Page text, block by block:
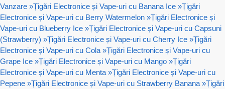
Vanzare »Țigări Electronice și Vape-uri cu Banana Ice »Țigări
Electronice și Vape-uri cu Berry Watermelon »Țigări Electronice și
Vape-uri cu Blueberry Ice »Țigări Electronice și Vape-uri cu Capsuni
(Strawberry) »Țigări Electronice și Vape-uri cu Cherry Ice »Țigări
Electronice și Vape-uri cu Cola »Țigări Electronice și Vape-uri cu
Grape Ice »Țigări Electronice și Vape-uri cu Mango »Țigări
Electronice și Vape-uri cu Menta »Țigări Electronice și Vape-uri cu
Pepene »Țigări Electronice și Vape-uri cu Strawberry Banana »Țigări